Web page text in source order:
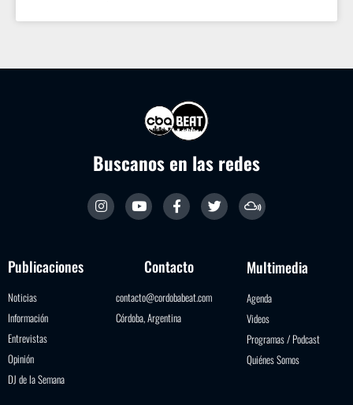
Buscanos en las redes
Publicaciones
Noticias
Información
Entrevistas
Opinión
DJ de la Semana
Contacto
contacto@cordobabeat.com
Córdoba, Argentina
Multimedia
Agenda
Videos
Programas / Podcast
Quiénes Somos